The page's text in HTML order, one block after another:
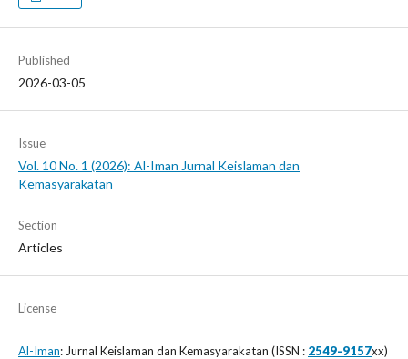
Published
2026-03-05
Issue
Vol. 10 No. 1 (2026): Al-Iman Jurnal Keislaman dan
Kemasyarakatan
Section
Articles
License
Al-Iman: Jurnal Keislaman dan Kemasyarakatan (ISSN : 2549-9157xx)